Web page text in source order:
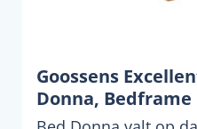
Goossens
Donna, Bedframe